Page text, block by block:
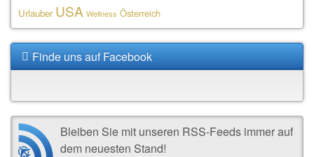
Urlauber USA Wellness Österreich
Finde uns auf Facebook
Bleiben Sie mit unseren RSS-Feeds immer auf
dem neuesten Stand!